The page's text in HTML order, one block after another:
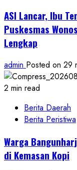
ASI Lancar, Ibu
Puskesmas
Lengkap
admin Posted on 29
2 min read
Berita Daerah
Berita Peristiwa
Warga
di Kemasan Kopi